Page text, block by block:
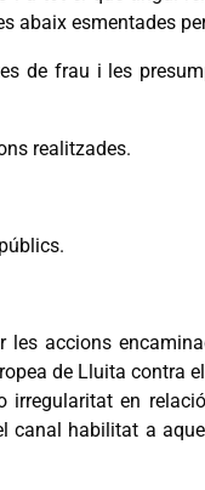
abaix esmentades
de frau i les
realitzades.
les accions
de Lluita contra
irregularitat en
canal habilitat a